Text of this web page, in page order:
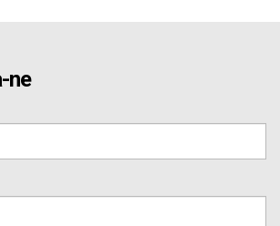
ne